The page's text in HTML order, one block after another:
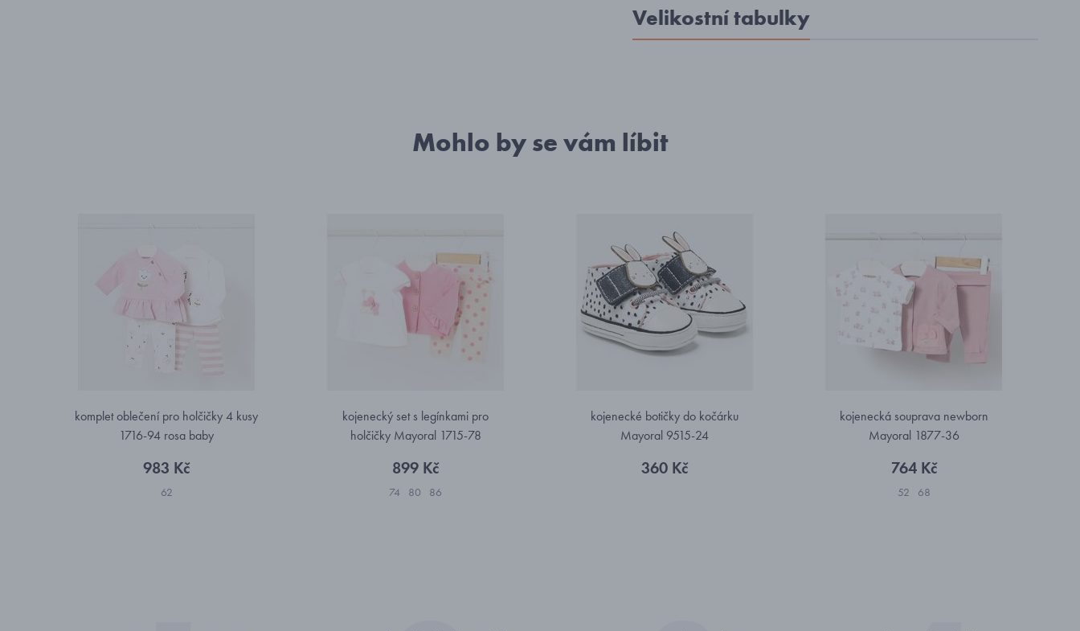
Velikostní tabulky
Mohlo by se vám líbit
komplet oblečení pro holčičky 4 kusy
1716-94 rosa baby
983 Kč
62
kojenecký set s legínkami pro
holčičky Mayoral 1715-78
899 Kč
74 80 86
kojenecké botičky do kočárku
Mayoral 9515-24
360 Kč
kojenecká souprava newborn
Mayoral 1877-36
764 Kč
52 68